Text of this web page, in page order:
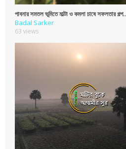
পাবনার সমতল ভূমিতে মাল্টা ও কমলা চাষে সফলতার গল্প..
Badal Sarker
63 views